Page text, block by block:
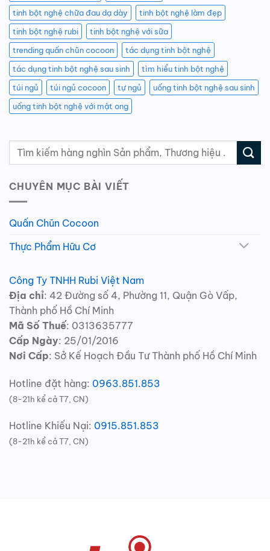
tinh bột nghệ chữa đau dạ dày
tinh bột nghệ làm đẹp
tinh bột nghệ rubi
tinh bột nghệ với sữa
trending quấn chũn cocoon
tác dụng tinh bột nghệ
tác dụng tinh bột nghệ sau sinh
tìm hiểu tinh bột nghệ
túi ngủ
túi ngủ cocoon tự ngủ
uống tinh bột nghệ sau sinh
uống tinh bột nghệ với mật ong
CHUYÊN MỤC BÀI VIẾT
Quấn Chũn Cocoon
Thực Phẩm Hữu Cơ
Công Ty TNHH Rubi Việt Nam
Địa chỉ: 42 Đường số 4, Phường 11, Quận Gò Vấp,
Thành phố Hồ Chí Minh
Mã Số Thuế: 0313635777
Cấp Ngày: 25/01/2016
Nơi Cấp: Sở Kế Hoạch Đầu Tư Thành phố Hồ Chí Minh
Hotline đặt hàng: 0963.851.853
(8-21h kể cả T7, CN)
Hotline Khiếu Nại: 0915.851.853
(8-21h kể cả T7, CN)